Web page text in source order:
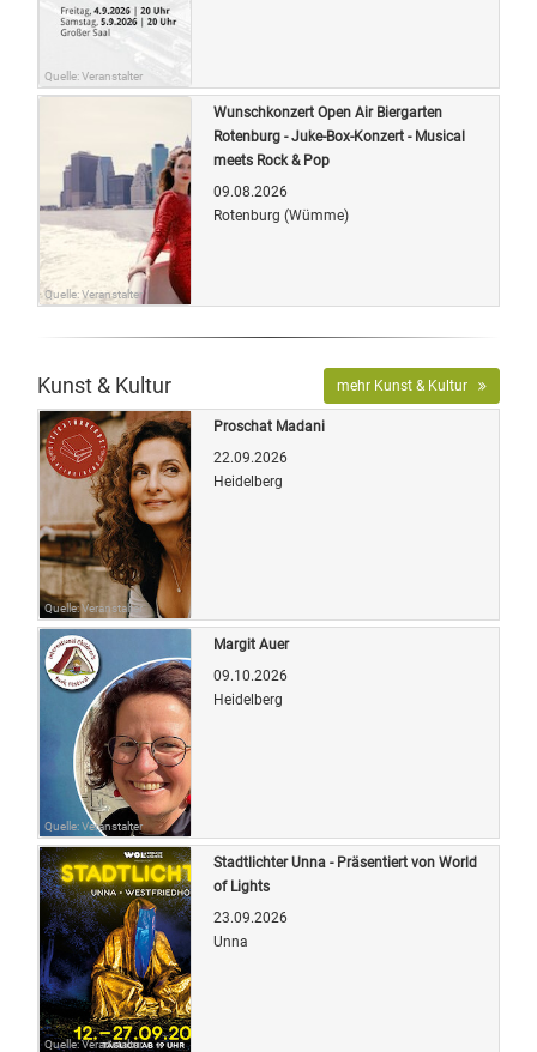
Quelle: Veranstalter
Quelle: Veranstalter
Wunschkonzert Open Air Biergarten
Rotenburg - Juke-Box-Konzert - Musical
meets Rock & Pop
09.08.2026
Rotenburg (Wümme)
Kunst & Kultur mehr Kunst & Kultur
Quelle: Veranstalter
Proschat Madani
22.09.2026
Heidelberg
Quelle: Veranstalter
Margit Auer
09.10.2026
Heidelberg
Quelle: Veranstalter
Stadtlichter Unna - Präsentiert von World
of Lights
23.09.2026
Unna